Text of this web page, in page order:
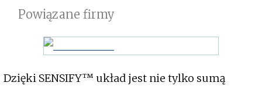
Powiązane firmy
Dzięki SENSIFY™ układ jest nie tylko sumą